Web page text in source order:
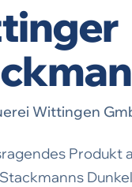
Wittingen
Produkt